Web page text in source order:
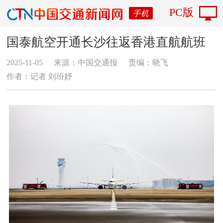
手机 PC版
国泰航空开通长沙往返香港直航航班
2025-11-05 来源：中国交通报
责编：晓飞
作者：记者 刘玢妤